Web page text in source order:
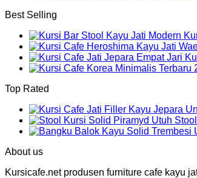
Best Selling
Top Rated
About us
Kursicafe.net produsen furniture cafe kayu